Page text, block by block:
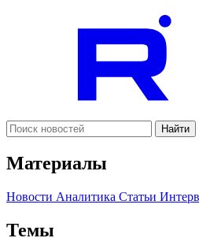
Найти
Материалы
Новости Аналитика Статьи
Темы